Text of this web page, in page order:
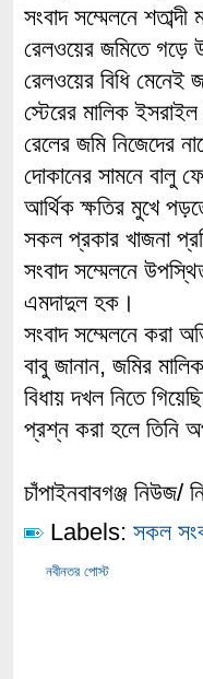
সংবাদ সম্মেলনে
রেলওয়ের জমিতে গড়ে
রেলওয়ের বিধি
স্টেরের মালিক
রেলের জমি নিজেদের
দোকানের সামনে বালু
আর্থিক ক্ষতির মুখে
সকল প্রকার খাজনা
সংবাদ সম্মেলনে
এমদাদুল হক।
সংবাদ সম্মেলনে করা
বাবু জানান, জমির
বিধায় দখল নিতে
প্রশ্ন করা হলে তিনি
চাঁপাইনবাবগঞ্জ
Labels: সকল
নবীনতর পোস্ট